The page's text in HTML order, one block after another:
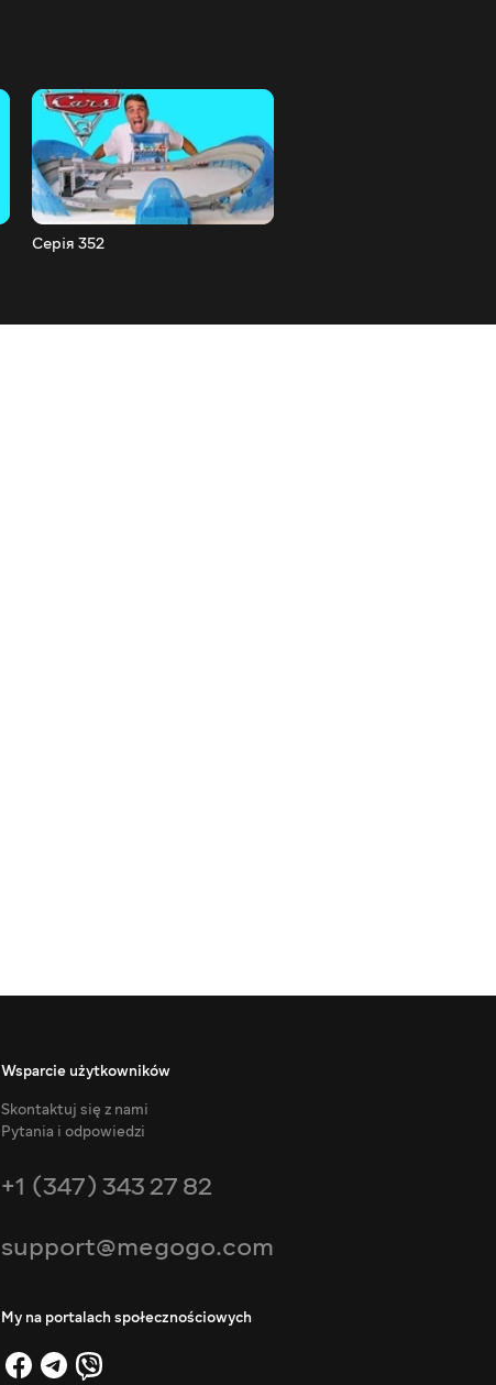
Серія 352
Wsparcie użytkowników
Skontaktuj się z nami
Pytania i odpowiedzi
+1 (347) 343 27 82
support@megogo.com
My na portalach społecznościowych